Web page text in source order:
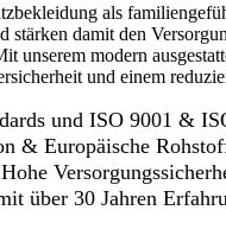
als
stärken damit den
unserem modern
und einem
und ISO 9001 &
& Europäische
über 30 Jahren